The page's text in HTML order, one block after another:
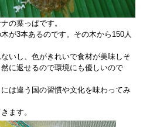
の葉っぱです。
が3本あるのです。その木から150人
いし、色がきれいで食材が美味しそ
に返せるので環境にも優しいので
は違う国の習慣や文化を味わってみ
ます。